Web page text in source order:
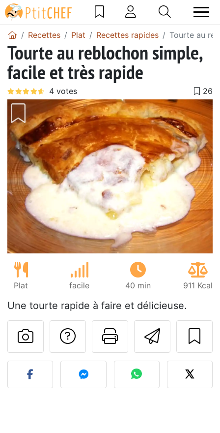
Recettes Plat Recettes rapides Tourte au
Tourte au reblochon simple,
facile et très rapide
Plat facile 40 min 911 Kcal
Une tourte rapide à faire et délicieuse.
Imprimer
Poser une
Publier votre photo de